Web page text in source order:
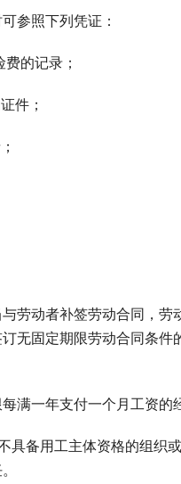
参照下列凭证：
的记录；
件；
动者补签劳动合同，劳
无固定期限劳动合同条件
一年支付一个月工资的
备用工主体资格的组织